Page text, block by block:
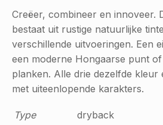
Creëer, combineer en innoveer.
bestaat uit rustige natuurlijke
verschillende uitvoeringen. Een
een moderne Hongaarse punt
planken. Alle drie dezelfde
met uiteenlopende karakters.
Type
dryback